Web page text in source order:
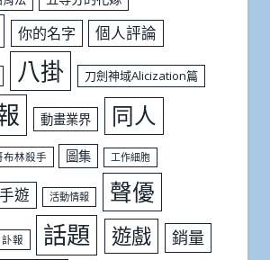
你的名字 個人評論
八掛 刀劍神域Alicization篇
動畫業界 同人
布林殺手 圖集 工作細胞
手遊 活動情報 聲優
訃報 話題 遊戲 銷量